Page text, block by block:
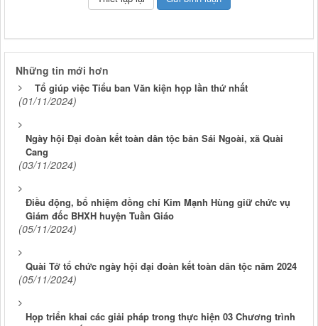
Những tin mới hơn
Tổ giúp việc Tiểu ban Văn kiện họp lần thứ nhất
(01/11/2024)
Ngày hội Đại đoàn kết toàn dân tộc bản Sái Ngoài, xã Quài
Cang
(03/11/2024)
Điều động, bổ nhiệm đồng chí Kim Mạnh Hùng giữ chức vụ
Giám đốc BHXH huyện Tuần Giáo
(05/11/2024)
Quài Tở tổ chức ngày hội đại đoàn kết toàn dân tộc năm 2024
(05/11/2024)
Họp triển khai các giải pháp trong thực hiện 03 Chương trình